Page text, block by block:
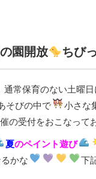
園開放 ちび
通常保育のない土曜
そびの中で
小さな
の受付をおこなって
夏のペイント遊び
かな
下